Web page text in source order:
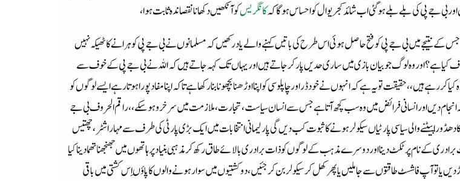
اور بی جے پی کی بلے بلے ہوگئی اب شائد کجریوال کو احساس ہوگا کہکانگریسکو آنکھیں دکھانا نقصاندہ ثابت ہوا ،
کے نتیجے میں بی جے پی کو فتح حاصل ہوئی اس طرح کی باتیں کہنے والے یاد رکھیں کہ مسلمانوں نے بی جے پی کو ہرانے کا ٹھیکہ نہیں
کیا ہے ؟ اور وہ لوگ جو بیان بازی میں ساری حدیں پار کرجاتے ہیں اور یہاں تک کہہ جاتے ہیں کہ اللہ نے بی جے پی کے خوف سے
ہیں ،، حقیقت تو یہ ہے کہ انہوں نے خود ڈر اور چاپلوسی کو اپنا اوڑھنا بچھونا بنارکھا ہے تاکہ اپنا مفاد پورا ہوتا رہے ایسے لوگوں کو
انجام دیں اور انسانی فرائض میں وہ سب کچھ آتا ہے جس سے انسان سیاست ، تجارت، ملازمت میں سرخرو ہوسکے ،، راقم الحروف بی جے
پیٹنے والی سیاسی پارٹیاں سیکولر ہونے کا ثبوت کب دیں گی پارلیمانی انتخابات میں ایک بڑی پارٹی کی طرف سے مہاراشٹر ، چھتیس
کے نام پر ٹکٹ دینا اور دوسرے مذہب کے لوگوں کو ذات برادری بالائے طاق رکھ کر مذہبی بنیاد پر ہاتھوں میں جھنجھنا تھما دینا کیا
یا تو آپ فاشسٹ طاقتوں سے جاملیں یا پھر کھل کر سیکولر بن کر جئیں، دو کشتیوں میں سوار ہونے والوں کا پاؤں اِس کشتی میں باقی